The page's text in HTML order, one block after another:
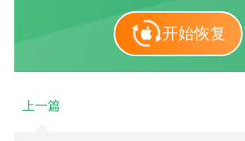
开始恢复
上一篇